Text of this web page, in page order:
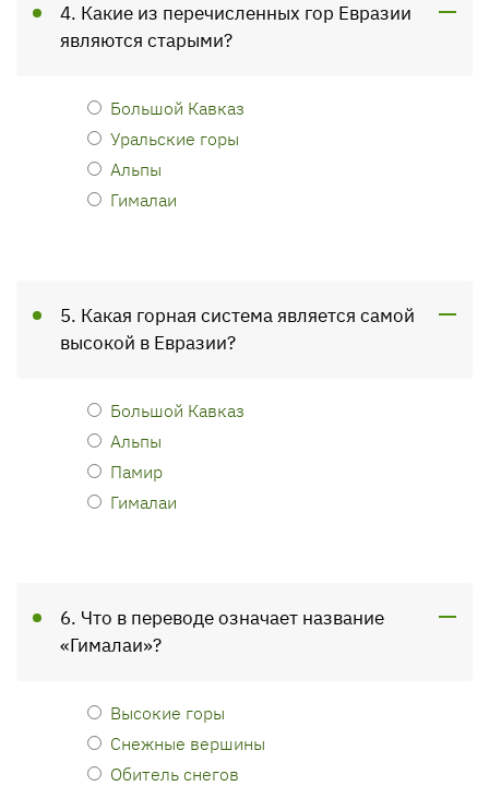
4. Какие из перечисленных гор Евразии
являются старыми?
Большой Кавказ
Уральские горы
Альпы
Гималаи
5. Какая горная система является самой
высокой в Евразии?
Большой Кавказ
Альпы
Памир
Гималаи
6. Что в переводе означает название
«Гималаи»?
Высокие горы
Снежные вершины
Обитель снегов